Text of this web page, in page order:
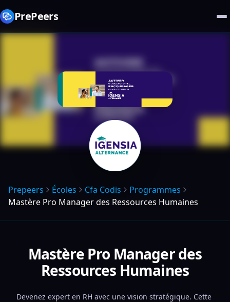
PrePeers
Prepeers Écoles Cfa Codis
Programmes
Mastère Pro Manager des Ressources Humaines
Mastère Pro Manager des
Ressources Humaines
Devenez expert en RH avec une vision stratégique. Cette